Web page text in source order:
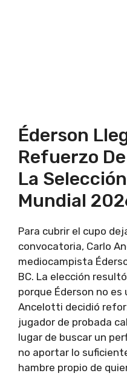
Éderson
Refuerzo
La
Mundial
Para cubrir el cupo
convocatoria, Carlo
mediocampista
BC. La elección
porque Éderson no
Ancelotti decidió
jugador de probada
lugar de buscar un
no aportar lo
hambre propio de